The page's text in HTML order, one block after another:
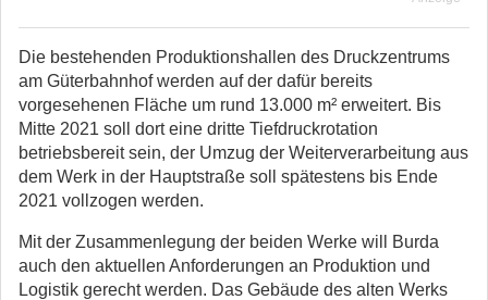
Die bestehenden Produktionshallen des Druckzentrums
am Güterbahnhof werden auf der dafür bereits
vorgesehenen Fläche um rund 13.000 m² erweitert. Bis
Mitte 2021 soll dort eine dritte Tiefdruckrotation
betriebsbereit sein, der Umzug der Weiterverarbeitung aus
dem Werk in der Hauptstraße soll spätestens bis Ende
2021 vollzogen werden.
Mit der Zusammenlegung der beiden Werke will Burda
auch den aktuellen Anforderungen an Produktion und
Logistik gerecht werden. Das Gebäude des alten Werks